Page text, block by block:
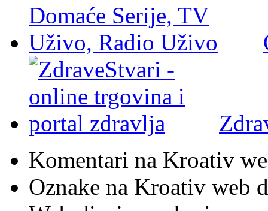
Komentari na Kroativ
Oznake na Kroativ web